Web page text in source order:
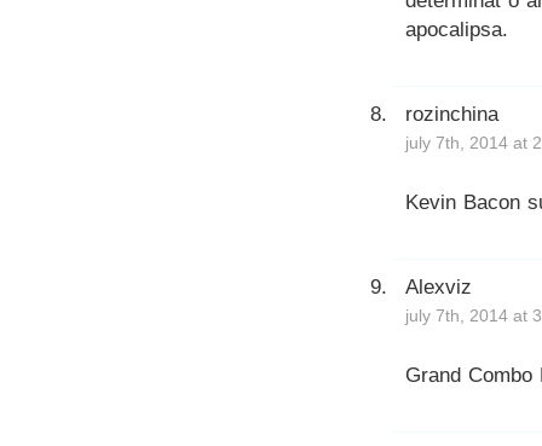
apocalipsa.
rozinchina
july 7th, 2014 at
Kevin Bacon
Alexviz
july 7th, 2014 at
Grand